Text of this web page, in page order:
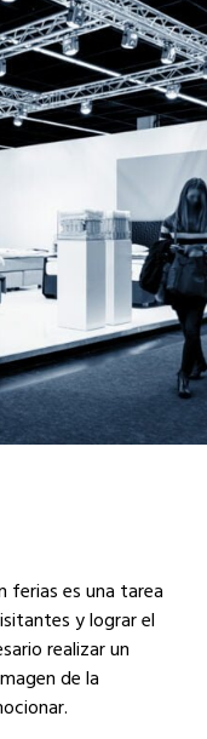
ferias es una tarea
y lograr el
realizar un
de la